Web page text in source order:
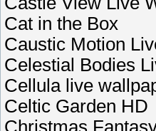
Cat in the Box
Caustic Motion
Celestial Bodies
Cellula live
Celtic Garden HD
Christmas